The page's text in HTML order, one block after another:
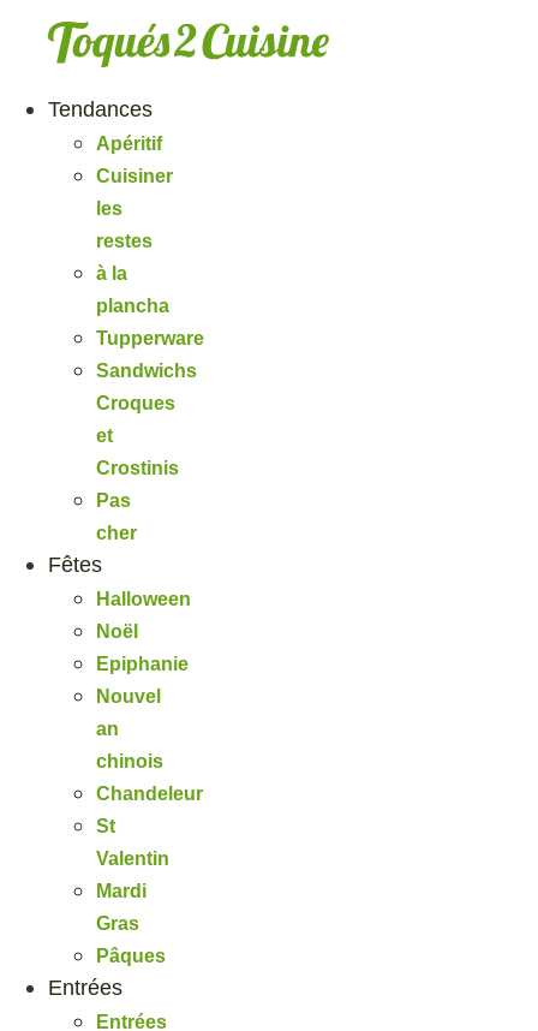
Tendances
Apéritif
Cuisiner
les
restes
à la
plancha
Tupperware
Sandwichs
Croques
et
Crostinis
Pas
cher
Fêtes
Halloween
Noël
Epiphanie
Nouvel
an
chinois
Chandeleur
St
Valentin
Mardi
Gras
Pâques
Entrées
Entrées